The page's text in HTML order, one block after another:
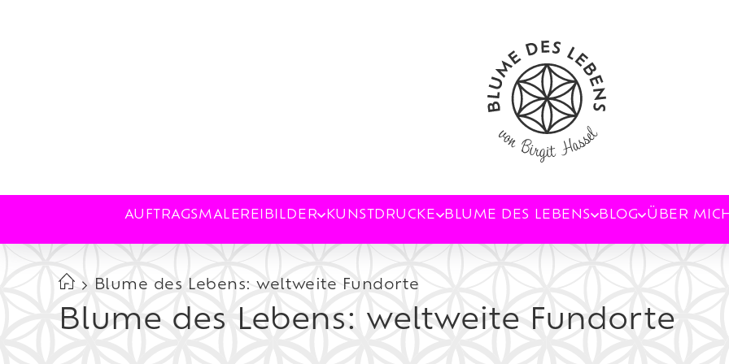
AUFTRAGSMALEREI BILDER KUNSTDRUCKE BLUME DES LEBENS BLOG ÜBER MICH
Blume des Lebens: weltweite Fundorte
Blume des Lebens: weltweite Fundorte